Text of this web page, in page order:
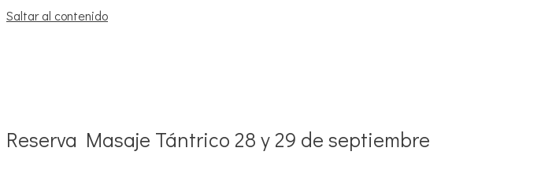
Saltar al contenido
Reserva Masaje Tántrico 28 y 29 de septiembre